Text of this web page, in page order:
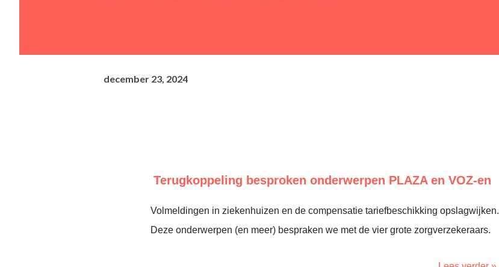
december 23, 2024
Terugkoppeling besproken onderwerpen PLAZA en VOZ-en
Volmeldingen in ziekenhuizen en de compensatie tariefbeschikking opslagwijken.
Deze onderwerpen (en meer) bespraken we met de vier grote zorgverzekeraars.